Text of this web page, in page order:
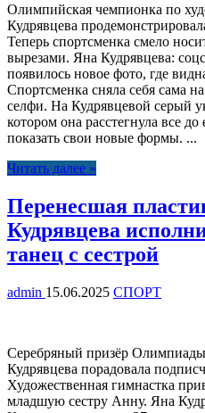
Олимпийская чемпионка по
Кудрявцева
Теперь спортсменка смело
вырезами. Яна Кудрявцева:
появилось новое фото, где
Спортсменка сняла себя сама
селфи. На Кудрявцевой серый
котором она расстегнула все
показать свои новые формы. ...
Читать далее »
Перенесшая
Кудрявцева
танец с сестрой
admin 15.06.2025 СПОРТ
Серебряный призёр
Кудрявцева порадовала
Художественная гимнастка
младшую сестру Анну. Яна